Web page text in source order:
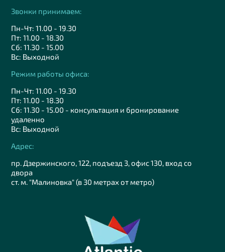
Звонки принимаем:
Пн-Чт: 11.00 - 19.30
Пт: 11.00 - 18.30
Сб: 11.30 - 15.00
Вс: Выходной
Режим работы офиса:
Пн-Чт: 11.00 - 19.30
Пт: 11.00 - 18.30
Сб: 11.30 - 15.00 - консультация и бронирование
удаленно
Вс: Выходной
Адрес:
пр. Дзержинского, 122, подъезд 3, офис 130, вход со
двора
ст. м. "Малиновка" (в 30 метрах от метро)